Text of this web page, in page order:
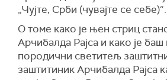
„Чујте, Срби (чувајте се себе)“.
О томе како је њен стриц
Арчибалда Рајса и како је
породични светитељ
заштитиник Арчибалда Рајса